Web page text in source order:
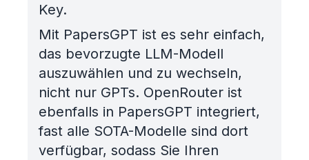
Key.
Mit PapersGPT ist es sehr einfach,
das bevorzugte LLM-Modell
auszuwählen und zu wechseln,
nicht nur GPTs. OpenRouter ist
ebenfalls in PapersGPT integriert,
fast alle SOTA-Modelle sind dort
verfügbar, sodass Sie Ihren